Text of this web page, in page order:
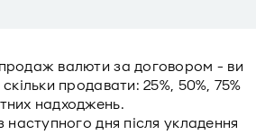
валюти за договором - ви
продавати: 25%, 50%, 75%
надходжень.
наступного дня після укладення